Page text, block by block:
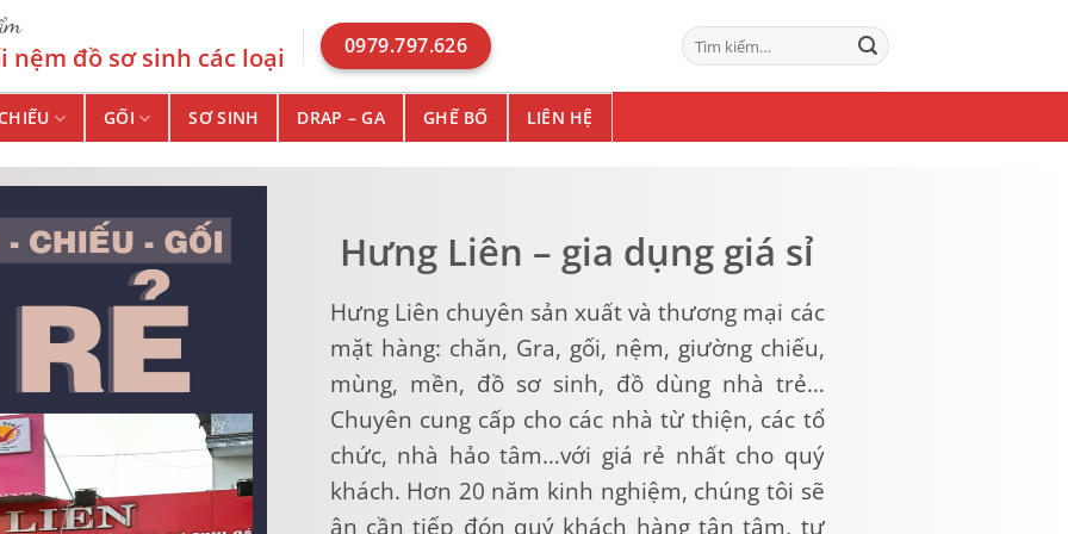
nệm đồ sơ sinh các loại 0979.797.626
Tìm
kiếm:
GỐI SƠ SINH DRAP – GA GHẾ BỐ LIÊN HỆ
Hưng Liên – gia dụng giá sỉ
Hưng Liên chuyên sản xuất và thương mại các
mặt hàng: chăn, Gra, gối, nệm, giường chiếu,
mùng, mền, đồ sơ sinh, đồ dùng nhà trẻ…
Chuyên cung cấp cho các nhà từ thiện, các tổ
chức, nhà hảo tâm…với giá rẻ nhất cho quý
khách. Hơn 20 năm kinh nghiệm, chúng tôi sẽ
ân cần tiếp đón quý khách hàng tận tâm, tư